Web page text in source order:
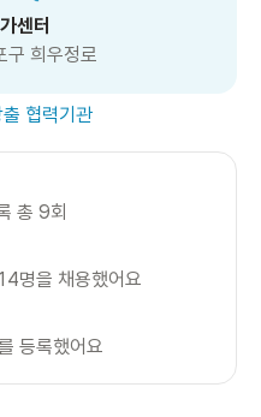
센터
구 희우정로
협력기관
총 9회
명을 채용했어요
등록했어요